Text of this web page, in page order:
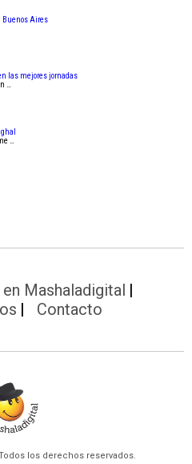
Buenos Aires
las mejores jornadas
…
…
en Mashaladigital
Contacto
los derechos reservados.